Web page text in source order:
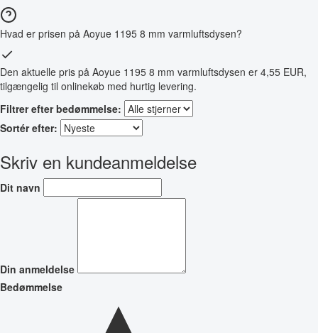
Hvad er prisen på Aoyue 1195 8 mm varmluftsdysen?
Den aktuelle pris på Aoyue 1195 8 mm varmluftsdysen er 4,55 EUR,
tilgængelig til onlinekøb med hurtig levering.
Filtrer efter bedømmelse:
Sortér efter:
Skriv en kundeanmeldelse
Dit navn
Din anmeldelse
Bedømmelse